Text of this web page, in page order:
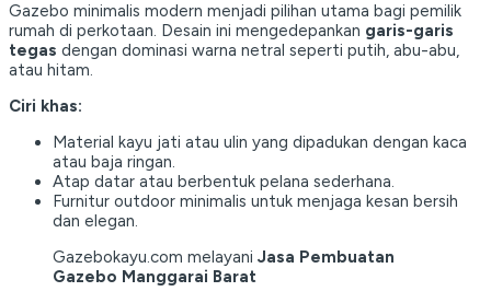
Gazebo minimalis modern menjadi pilihan utama bagi pemilik
rumah di perkotaan. Desain ini mengedepankan garis-garis
tegas dengan dominasi warna netral seperti putih, abu-abu,
atau hitam.
Ciri khas:
Material kayu jati atau ulin yang dipadukan dengan kaca
atau baja ringan.
Atap datar atau berbentuk pelana sederhana.
Furnitur outdoor minimalis untuk menjaga kesan bersih
dan elegan.
Gazebokayu.com melayani Jasa Pembuatan
Gazebo Manggarai Barat